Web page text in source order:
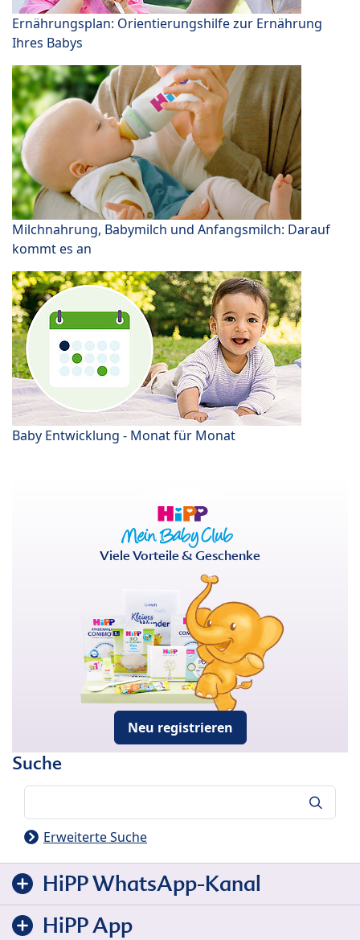
Ernährungsplan: Orientierungshilfe zur Ernährung
Ihres Babys
Milchnahrung, Babymilch und Anfangsmilch: Darauf
kommt es an
Baby Entwicklung - Monat für Monat
Viele Vorteile & Geschenke
Neu registrieren
Suche
Erweiterte Suche
HiPP WhatsApp-Kanal
HiPP App